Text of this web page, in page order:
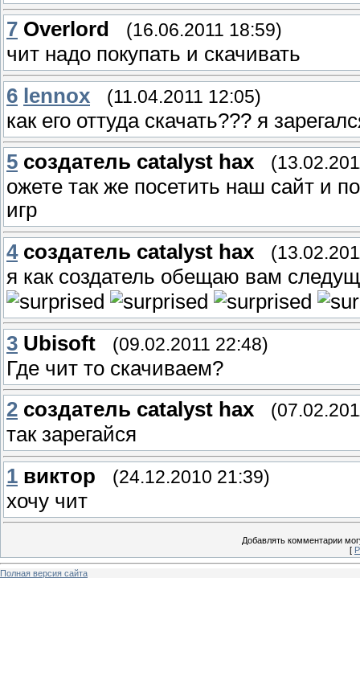
7 Overlord (16.06.2011 18:59)
чит надо покупать и скачивать
6 lennox (11.04.2011 12:05)
как его оттуда скачать??? я
5 создатель catalyst hax
ожете так же посетить наш сайт и
игр
4 создатель catalyst hax
я как создатель обещаю вам
3 Ubisoft (09.02.2011 22:48)
Где чит то скачиваем?
2 создатель catalyst hax
так зарегайся
1 виктор (24.12.2010 21:39)
хочу чит
Добавлять комментарии
[
Полная версия сайта